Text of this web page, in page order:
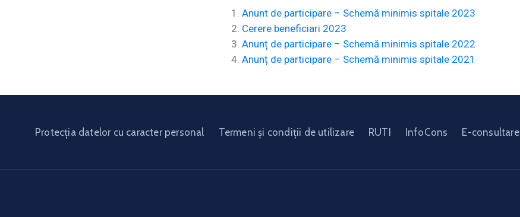
Anunt de participare – Schemă minimis spitale 2023
Cerere beneficiari 2023
Anunț de participare – Schemă minimis spitale 2022
Anunț de participare – Schemă minimis spitale 2021
Protecția datelor cu caracter personal Termeni și condiții de utilizare RUTI InfoCons E-consultare